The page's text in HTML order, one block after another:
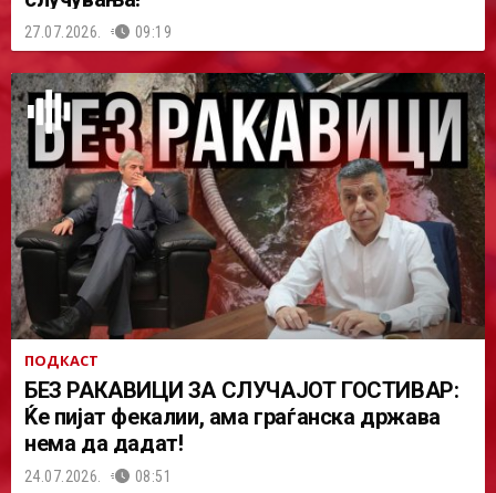
27.07.2026. 09:19
ПОДКАСТ
БЕЗ РАКАВИЦИ ЗА СЛУЧАЈОТ ГОСТИВАР:
Ќе пијат фекалии, ама граѓанска држава
нема да дадат!
24.07.2026. 08:51